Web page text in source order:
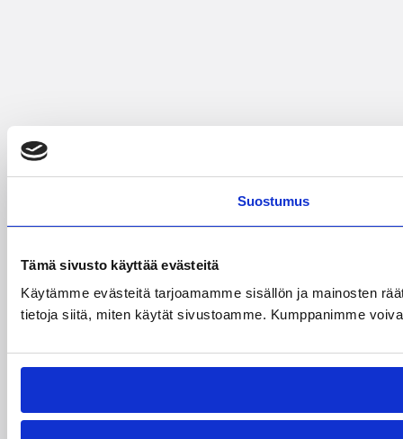
Suostumus
Tämä sivusto käyttää evästeitä
Käytämme evästeitä tarjoamamme sisällön ja mainosten
tietoja siitä, miten käytät sivustoamme. Kumppanimme